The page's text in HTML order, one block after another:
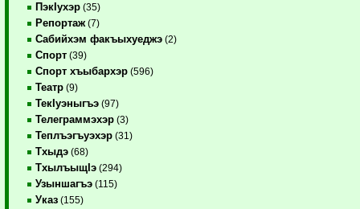
ПэкIухэр (35)
Репортаж (7)
Сабийхэм факъыхуеджэ (2)
Спорт (39)
Спорт хъыбархэр (596)
Театр (9)
ТекIуэныгъэ (97)
Телеграммэхэр (3)
Теплъэгъуэхэр (31)
Тхыдэ (68)
ТхылъыщIэ (294)
Узыншагъэ (115)
Указ (155)